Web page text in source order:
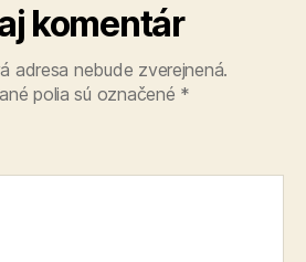
komentár
adresa nebude zverejnená.
polia sú označené *